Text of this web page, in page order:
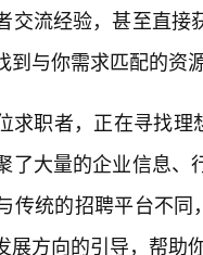
交流经验，甚至直
到与你需求匹配的资
求职者，正在寻找理
了大量的企业信息
传统的招聘平台不同
展方向的引导，帮助